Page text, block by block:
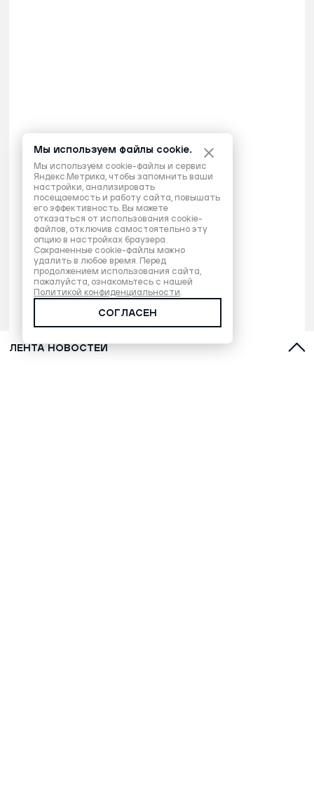
ЛЕНТА НОВОСТЕЙ
Мы используем файлы cookie.
Мы используем cookie-файлы и сервис
Яндекс.Метрика, чтобы запомнить ваши
настройки, анализировать
посещаемость и работу сайта, повышать
его эффективность. Вы можете
отказаться от использования cookie-
файлов, отключив самостоятельно эту
опцию в настройках браузера.
Сохраненные cookie-файлы можно
удалить в любое время. Перед
продолжением использования сайта,
пожалуйста, ознакомьтесь с нашей
Политикой конфиденциальности.
СОГЛАСЕН